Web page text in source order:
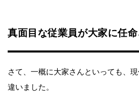
真面目な従業員が大家に任命
さて、一概に大家さんといっても、
違いました。